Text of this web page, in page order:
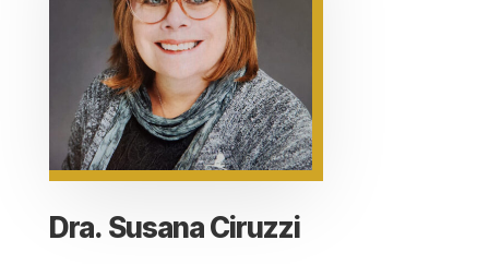
Dra. Susana Ciruzzi